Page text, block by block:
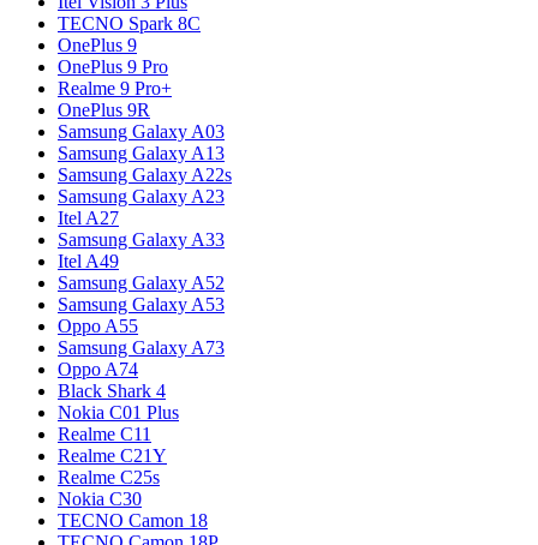
TECNO Spark 8C
OnePlus 9
OnePlus 9 Pro
Realme 9 Pro+
OnePlus 9R
Samsung Galaxy A03
Samsung Galaxy A13
Samsung Galaxy A22s
Samsung Galaxy A23
Itel A27
Samsung Galaxy A33
Itel A49
Samsung Galaxy A52
Samsung Galaxy A53
Oppo A55
Samsung Galaxy A73
Oppo A74
Black Shark 4
Nokia C01 Plus
Realme C11
Realme C21Y
Realme C25s
Nokia C30
TECNO Camon 18